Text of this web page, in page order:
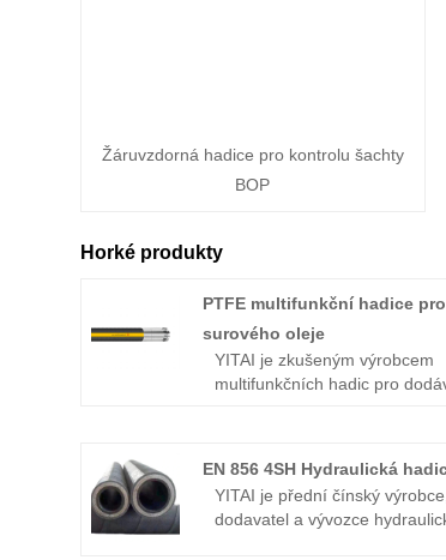
Žáruvzdorná hadice pro kontrolu šachty
BOP
Horké produkty
PTFE multifunkční hadice
surového oleje
YITAI je zkušeným výrobcem
multifunkčních hadic pro
EN 856 4SH Hydraulická
YITAI je přední čínský výrobce,
dodavatel a vývozce